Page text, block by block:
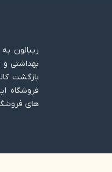
زیبالون
بازگشت
فروشگاه
های